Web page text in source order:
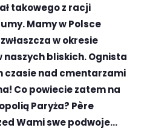
takowego z racji
Mamy w Polsce
w okresie
bliskich. Ognista
czasie nad cmentarzami
Co powiecie zatem na
Paryża? Père
Wami swe podwoje…